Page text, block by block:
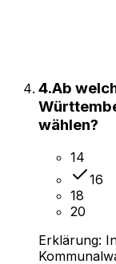
4.Ab
wählen?
14
16
18
20
Erklärung: